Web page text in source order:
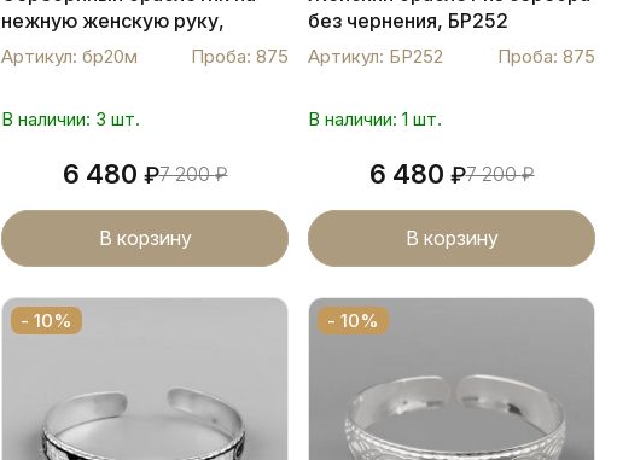
нежную женскую руку,
бр20м
Артикул: бр20м Проба: 875
В наличии: 3 шт.
6 480 ₽7 200₽
В корзину
без чернения, БР252
Артикул: БР252 Проба: 875
В наличии: 1 шт.
6 480 ₽7 200₽
В корзину
- 10% - 10%